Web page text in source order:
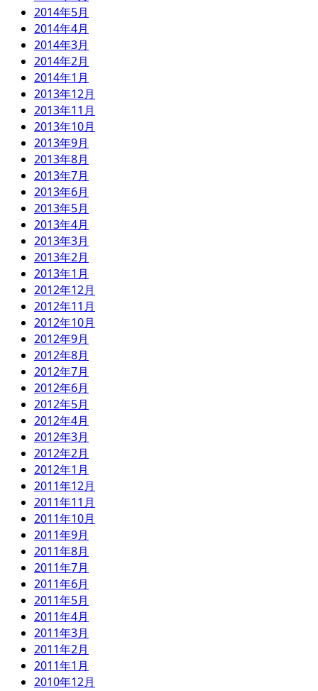
2014年5月
2014年4月
2014年3月
2014年2月
2014年1月
2013年12月
2013年11月
2013年10月
2013年9月
2013年8月
2013年7月
2013年6月
2013年5月
2013年4月
2013年3月
2013年2月
2013年1月
2012年12月
2012年11月
2012年10月
2012年9月
2012年8月
2012年7月
2012年6月
2012年5月
2012年4月
2012年3月
2012年2月
2012年1月
2011年12月
2011年11月
2011年10月
2011年9月
2011年8月
2011年7月
2011年6月
2011年5月
2011年4月
2011年3月
2011年2月
2011年1月
2010年12月